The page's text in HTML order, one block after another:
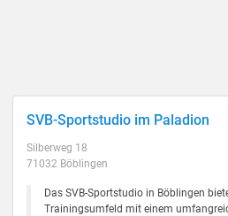
SVB-Sportstudio im Paladion
Silberweg 18
71032 Böblingen
Das SVB-Sportstudio in Böblingen
Trainingsumfeld mit einem